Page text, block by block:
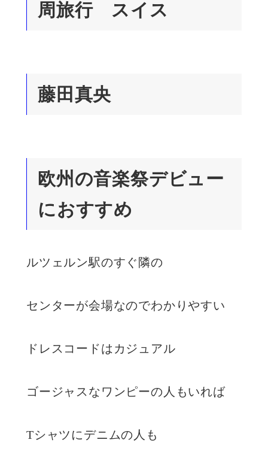
周旅行 スイス
藤田真央
欧州の音楽祭デビュー
におすすめ
ルツェルン駅のすぐ隣の
センターが会場なのでわかりやすい
ドレスコードはカジュアル
ゴージャスなワンピーの人もいれば
Tシャツにデニムの人も